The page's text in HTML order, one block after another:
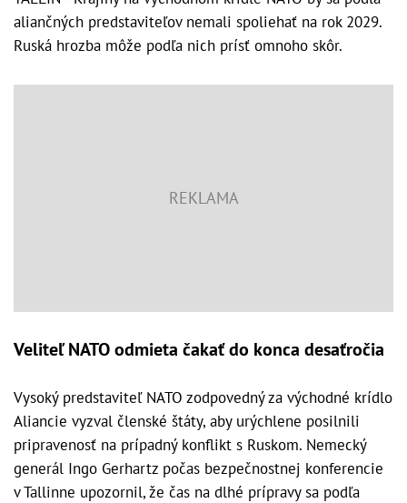
aliančných predstaviteľov nemali spoliehať na rok 2029.
Ruská hrozba môže podľa nich prísť omnoho skôr.
Veliteľ NATO odmieta čakať do konca desaťročia
Vysoký predstaviteľ NATO zodpovedný za východné krídlo
Aliancie vyzval členské štáty, aby urýchlene posilnili
pripravenosť na prípadný konflikt s Ruskom. Nemecký
generál Ingo Gerhartz počas bezpečnostnej konferencie
v Tallinne upozornil, že čas na dlhé prípravy sa podľa